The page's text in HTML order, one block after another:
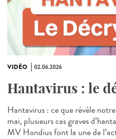
VIDÉO 02.06.2026
Hantavirus : le
Hantavirus : ce que révèle
mai, plusieurs cas graves
MV Hondius font la une de